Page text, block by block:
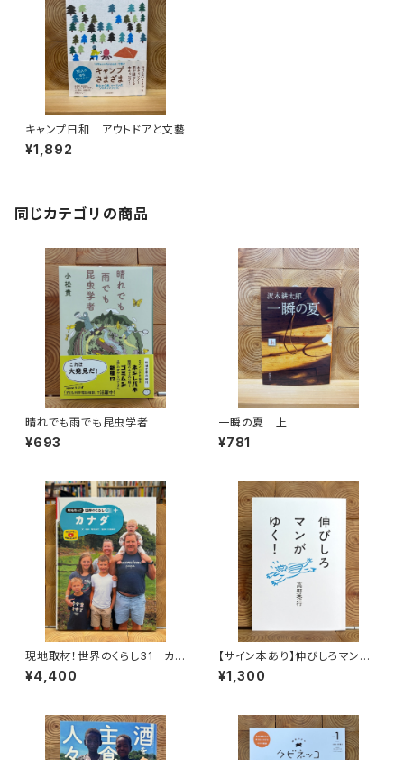
キャンプ日和 アウトドアと文藝
¥1,892
同じカテゴリの商品
晴れでも雨でも昆虫学者
¥693
一瞬の夏 上
¥781
現地取材！世界のくらし31 カナ
ダ
¥4,400
【サイン本あり】伸びしろマンが
ゆく！
¥1,300